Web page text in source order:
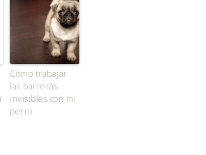
Cómo trabajar
las barreras
invisibles con mi
perro